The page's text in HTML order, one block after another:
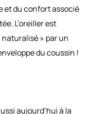
et du confort associé
L’oreiller est
» par un
du coussin !
aujourd’hui à la